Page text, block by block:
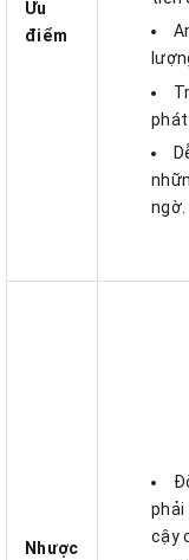
Ưu
điểm
phát
ngờ.
Nhược
phải
cậy